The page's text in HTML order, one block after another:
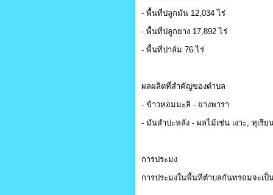
- พื้นที่ปลูกมัน 12,034 ไร่
- พื้นที่ปลูกยาง 17,892 ไร่
- พื้นที่ปาล์ม 76 ไร่
ผลผลิตที่สำคัญของตำบล
- ข้าวหอมมะลิ - ยางพารา
- มันสำปะหลัง - ผลไม้เช่น เงาะ, ทุเรีย
การประมง
การประมงในพื้นที่ตำบลกันทรอมจะเป็